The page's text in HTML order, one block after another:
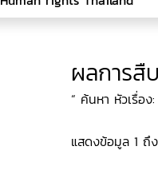
ผลการสื
“ ค้นหา หัวเรื่อ
แสดงข้อมูล 1 ถึ